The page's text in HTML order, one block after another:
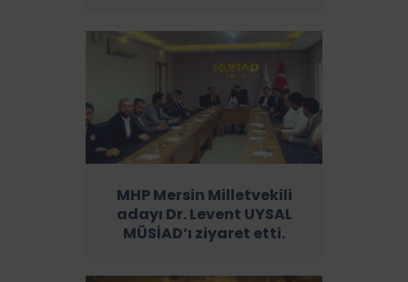
MHP Mersin Milletvekili
adayı Dr. Levent UYSAL
MÜSİAD’ı ziyaret etti.